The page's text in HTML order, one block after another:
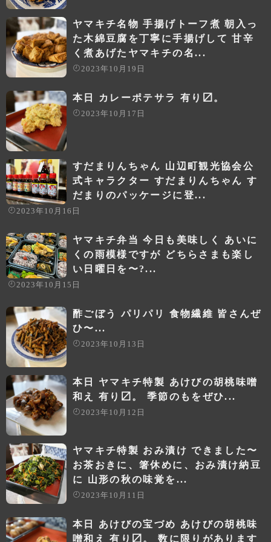
ヤマキチ名物 手揚げトーフ煮 朝入っ
た木綿豆腐を丁寧に手揚げして 甘辛
く煮あげたヤマキチの名...
2023年10月19日
本日 カレーポテサラ 有り〼。
2023年10月17日
すだまりんちゃん 山辺町観光協会公
式キャラクター すだまりんちゃん す
だまりのパッケージに登...
2023年10月16日
ヤマキチ弁当 今日も美味しく あいに
くの雨模様ですが️ どちらさまも楽し
い日曜日を〜?...
2023年10月15日
酢ごぼう パリパリ 食物繊維 皆さんぜ
ひ〜...
2023年10月13日
本日 ヤマキチ特製 あけびの胡桃味噌
和え 有り〼。 季節のもをぜひ...
2023年10月12日
ヤマキチ特製 おみ漬け できました〜
お茶おきに、箸休めに、おみ漬け納豆
に 山形の秋の味覚を...
2023年10月11日
本日 あけびの宝づめ あけびの胡桃味
噌和え 有り〼。 数に限りがあります